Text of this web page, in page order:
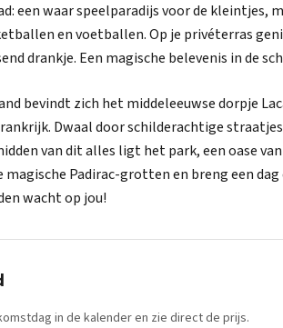
een waar speelparadijs voor de kleintjes,
en voetballen. Op je privéterras
drankje. Een magische belevenis in de
bevindt zich het middeleeuwse dorpje
Dwaal door schilderachtige
van dit alles ligt het park, een oase
magische Padirac-grotten en breng een
wacht op jou!
in de kalender en zie direct de prijs.